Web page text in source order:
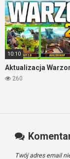
10:10
Aktualizacja
260
Twój adres email